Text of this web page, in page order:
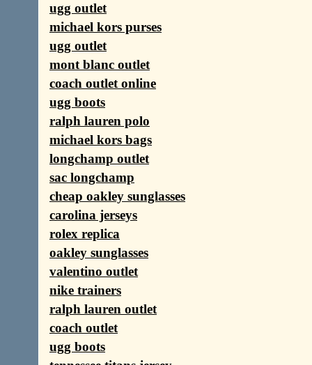
ugg outlet
michael kors purses
ugg outlet
mont blanc outlet
coach outlet online
ugg boots
ralph lauren polo
michael kors bags
longchamp outlet
sac longchamp
cheap oakley sunglasses
carolina jerseys
rolex replica
oakley sunglasses
valentino outlet
nike trainers
ralph lauren outlet
coach outlet
ugg boots